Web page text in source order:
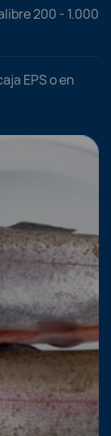
200 - 1.000
EPS o en